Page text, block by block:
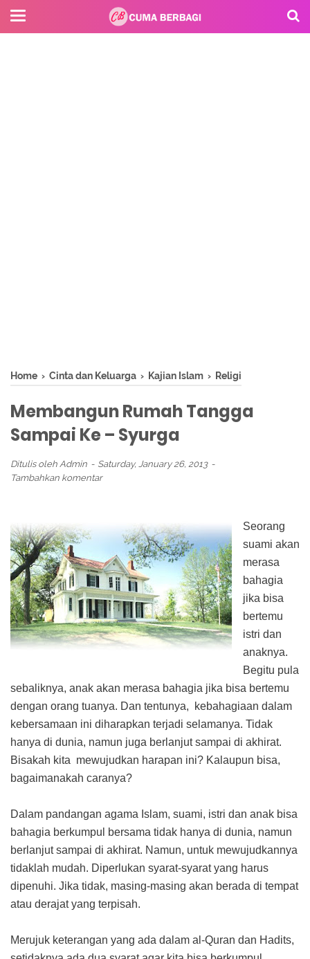
Home › Cinta dan Keluarga › Kajian Islam › Religi
Membangun Rumah Tangga
Sampai Ke – Syurga
Ditulis oleh Admin
Saturday, January 26, 2013
Tambahkan komentar
Seorang
suami akan
merasa
bahagia
jika bisa
bertemu
istri dan
anaknya.
Begitu pula
sebaliknya, anak akan merasa bahagia jika bisa bertemu
dengan orang tuanya. Dan tentunya, kebahagiaan dalam
kebersamaan ini diharapkan terjadi selamanya. Tidak
hanya di dunia, namun juga berlanjut sampai di akhirat.
Bisakah kita mewujudkan harapan ini? Kalaupun bisa,
bagaimanakah caranya?
Dalam pandangan agama Islam, suami, istri dan anak bisa
bahagia berkumpul bersama tidak hanya di dunia, namun
berlanjut sampai di akhirat. Namun, untuk mewujudkannya
tidaklah mudah. Diperlukan syarat-syarat yang harus
dipenuhi. Jika tidak, masing-masing akan berada di tempat
atau derajat yang terpisah.
Merujuk keterangan yang ada dalam al-Quran dan Hadits,